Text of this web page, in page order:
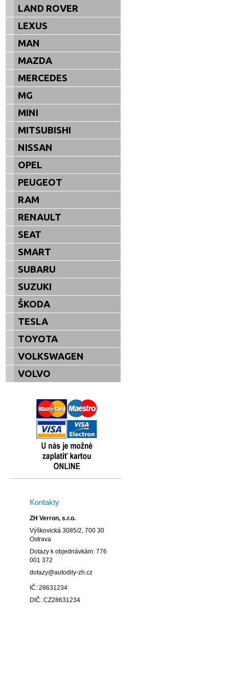
LAND ROVER
LEXUS
MAN
MAZDA
MERCEDES
MG
MINI
MITSUBISHI
NISSAN
OPEL
PEUGEOT
RAM
RENAULT
SEAT
SMART
SUBARU
SUZUKI
ŠKODA
TESLA
TOYOTA
VOLKSWAGEN
VOLVO
Kontakty
ZH Verron, s.r.o.
Výškovická 3085/2, 700 30
Ostrava
Dotazy k objednávkám: 776
001 372
dotazy@autodily-zh.cz
IČ: 28631234
DIČ: CZ28631234